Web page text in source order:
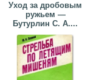
Уход за дробовым
ружьем —
Бутурлин С. А....